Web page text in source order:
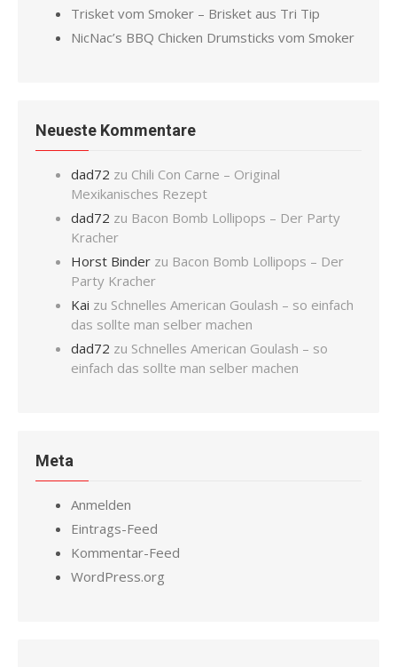
Trisket vom Smoker – Brisket aus Tri Tip
NicNac’s BBQ Chicken Drumsticks vom Smoker
Neueste Kommentare
dad72 zu Chili Con Carne – Original
Mexikanisches Rezept
dad72 zu Bacon Bomb Lollipops – Der Party
Kracher
Horst Binder zu Bacon Bomb Lollipops – Der
Party Kracher
Kai zu Schnelles American Goulash – so einfach
das sollte man selber machen
dad72 zu Schnelles American Goulash – so
einfach das sollte man selber machen
Meta
Anmelden
Eintrags-Feed
Kommentar-Feed
WordPress.org